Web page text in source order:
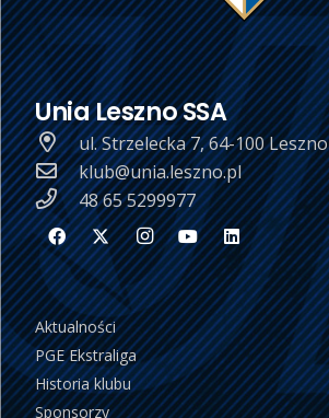
Unia Leszno SSA
ul. Strzelecka 7, 64-100 Leszno
klub@unia.leszno.pl
48 65 5299977
Aktualności
PGE Ekstraliga
Historia klubu
Sponsorzy